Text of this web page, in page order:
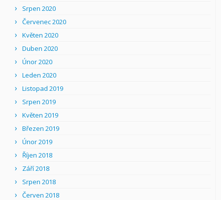
Srpen 2020
Červenec 2020
Květen 2020
Duben 2020
Únor 2020
Leden 2020
Listopad 2019
Srpen 2019
Květen 2019
Březen 2019
Únor 2019
Říjen 2018
Září 2018
Srpen 2018
Červen 2018